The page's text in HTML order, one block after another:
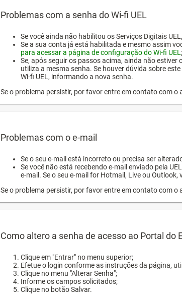
Problemas com a senha do Wi-fi UEL
Se você ainda não habilitou os Serviços Digitais
Se a sua conta já está habilitada e mesmo assim
para acessar a página de configuração do Wi-fi UEL ;
Se, após seguir os passos acima, ainda não estiver
utiliza a mesma senha. Se houver dúvida sobre
Wi-fi UEL, informando a nova senha.
Se o problema persistir, por favor entre em contato com
Problemas com o e-mail
Se o seu e-mail está incorreto ou precisa ser
Se você não está recebendo e-mail enviado pela
e-mail. Se o seu e-mail for Hotmail, Live ou Outlook,
Se o problema persistir, por favor entre em contato com
Como altero a senha de acesso ao Portal do
Clique em "Entrar" no menu superior;
Efetue o login conforme as instruções da página,
Clique no menu "Alterar Senha";
Informe os campos solicitados;
Clique no botão Salvar.